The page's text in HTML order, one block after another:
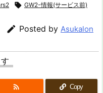
 GW2-情報(サービス前)
 Posted by Asukalon
 Copy